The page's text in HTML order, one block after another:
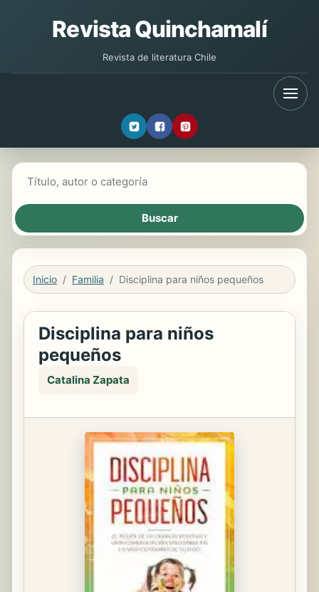
Revista Quinchamalí
Revista de literatura Chile
Inicio Familia Disciplina para niños pequeños
Disciplina para niños
pequeños
Catalina Zapata